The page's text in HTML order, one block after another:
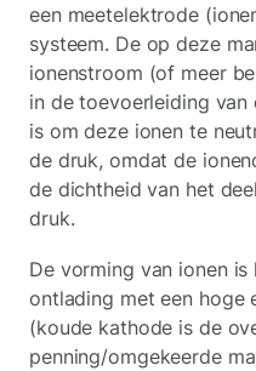
een meetelektrode
systeem. De op deze
ionenstroom (of meer
in de toevoerleiding
is om deze ionen te
de druk, omdat de
de dichtheid van het
druk.
De vorming van ionen
ontlading met een hoge
(koude kathode is de
penning/omgekeerde